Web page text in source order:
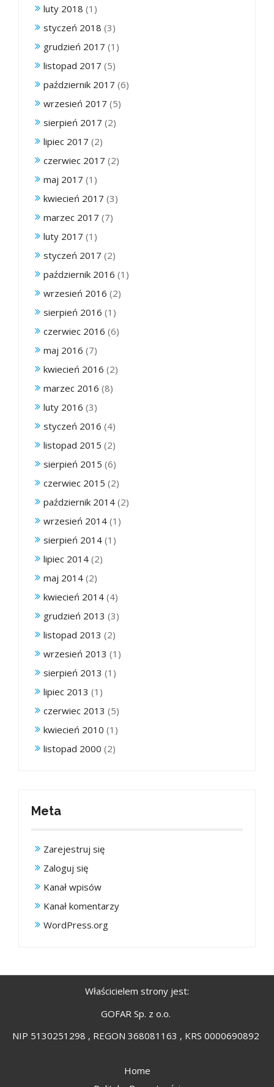
luty 2018 (1)
styczeń 2018 (3)
grudzień 2017 (1)
listopad 2017 (5)
październik 2017 (6)
wrzesień 2017 (5)
sierpień 2017 (2)
lipiec 2017 (2)
czerwiec 2017 (2)
maj 2017 (1)
kwiecień 2017 (3)
marzec 2017 (7)
luty 2017 (1)
styczeń 2017 (2)
październik 2016 (1)
wrzesień 2016 (2)
sierpień 2016 (1)
czerwiec 2016 (6)
maj 2016 (7)
kwiecień 2016 (2)
marzec 2016 (8)
luty 2016 (3)
styczeń 2016 (4)
listopad 2015 (2)
sierpień 2015 (6)
czerwiec 2015 (2)
październik 2014 (2)
wrzesień 2014 (1)
sierpień 2014 (1)
lipiec 2014 (2)
maj 2014 (2)
kwiecień 2014 (4)
grudzień 2013 (3)
listopad 2013 (2)
wrzesień 2013 (1)
sierpień 2013 (1)
lipiec 2013 (1)
czerwiec 2013 (5)
kwiecień 2010 (1)
listopad 2000 (2)
Meta
Zarejestruj się
Zaloguj się
Kanał wpisów
Kanał komentarzy
WordPress.org
Właścicielem strony jest:
GOFAR Sp. z o.o.
NIP 5130251298 , REGON 368081163 , KRS 0000690892
Home